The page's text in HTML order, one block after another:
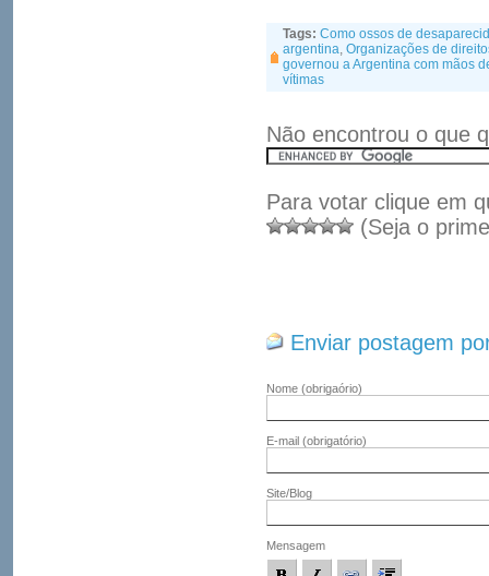
Tags: Como ossos de
argentina, Organizações de
governou a Argentina com mãos
vítimas
Não encontrou o que
Para votar clique em
(Seja o
Enviar postagem
Nome (obrigaório)
E-mail (obrigatório)
Site/Blog
Mensagem